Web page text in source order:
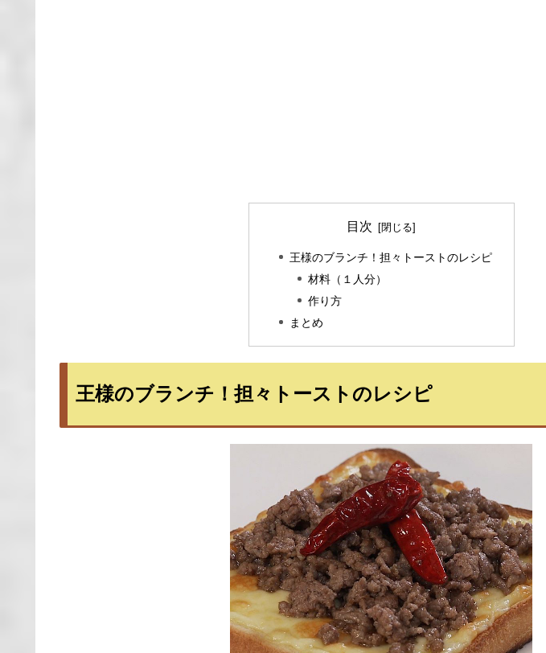
目次
王様のブランチ！担々トーストのレシピ
材料（１人分）
作り方
まとめ
王様のブランチ！担々トーストのレシピ